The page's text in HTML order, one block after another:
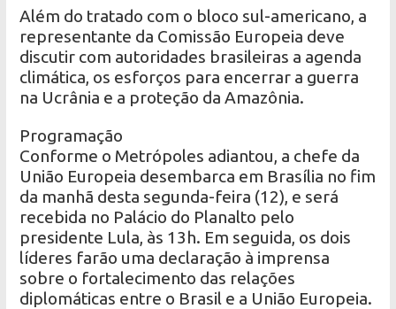
Além do tratado com o bloco sul-americano, a
representante da Comissão Europeia deve
discutir com autoridades brasileiras a agenda
climática, os esforços para encerrar a guerra
na Ucrânia e a proteção da Amazônia.
Programação
Conforme o Metrópoles adiantou, a chefe da
União Europeia desembarca em Brasília no fim
da manhã desta segunda-feira (12), e será
recebida no Palácio do Planalto pelo
presidente Lula, às 13h. Em seguida, os dois
líderes farão uma declaração à imprensa
sobre o fortalecimento das relações
diplomáticas entre o Brasil e a União Europeia.